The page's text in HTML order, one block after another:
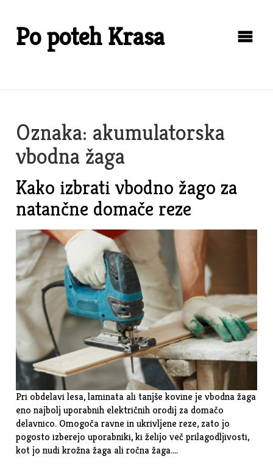
contentPo poteh Krasa
Oznaka: akumulatorska
vbodna žaga
Kako izbrati vbodno žago za
natančne domače reze
Pri obdelavi lesa, laminata ali tanjše kovine je vbodna žaga
eno najbolj uporabnih električnih orodij za domačo
delavnico. Omogoča ravne in ukrivljene reze, zato jo
pogosto izberejo uporabniki, ki želijo več prilagodljivosti,
kot jo nudi krožna žaga ali ročna žaga.…